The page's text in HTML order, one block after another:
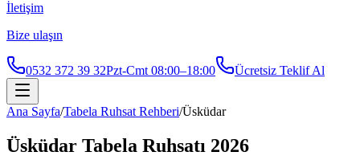
İletişim
Bize ulaşın
0532 372 39 32Pzt-Cmt 08:00–18:00 Ücretsiz Teklif Al
Ana Sayfa/Tabela Ruhsat Rehberi/Üsküdar
Üsküdar Tabela Ruhsatı 2026